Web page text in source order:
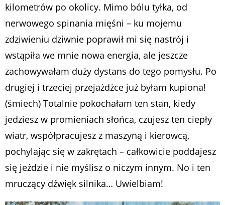
kilometrów po okolicy. Mimo bólu tyłka, od
nerwowego spinania mięśni – ku mojemu
zdziwieniu dziwnie poprawił mi się nastrój i
wstąpiła we mnie nowa energia, ale jeszcze
zachowywałam duży dystans do tego pomysłu. Po
drugiej i trzeciej przejażdżce już byłam kupiona!
(śmiech) Totalnie pokochałam ten stan, kiedy
jedziesz w promieniach słońca, czujesz ten ciepły
wiatr, współpracujesz z maszyną i kierowcą,
pochylając się w zakrętach – całkowicie poddajesz
się jeździe i nie myślisz o niczym innym. No i ten
mruczący dźwięk silnika… Uwielbiam!